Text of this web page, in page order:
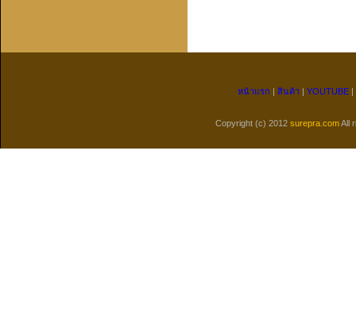
หน้าแรก สินค้า YOUTUBE
Copyright (c) 2012 surepra.comAll